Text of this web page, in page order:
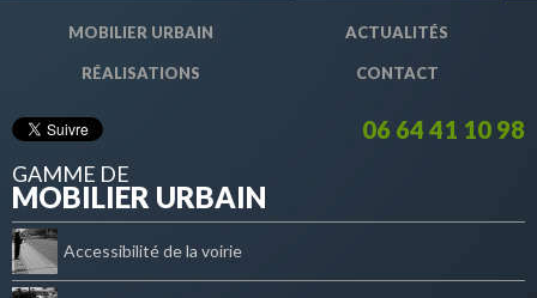
MOBILIER URBAIN ACTUALITÉS
RÉALISATIONS CONTACT
06 64 41 10 98
GAMME DE
MOBILIER URBAIN
Accessibilité de la voirie